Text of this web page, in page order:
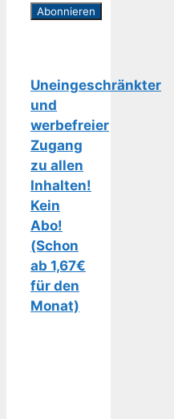
Uneingeschränkter
und
werbefreier
Zugang
zu allen
Inhalten!
Kein
Abo!
(Schon
ab 1,67€
für den
Monat)